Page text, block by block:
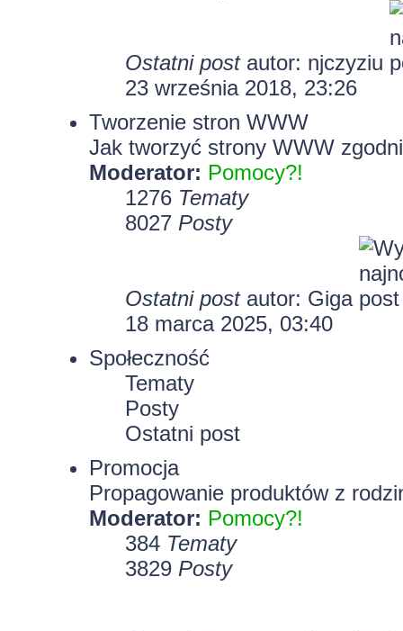
Ostatni postautor: njczyziu
23 września 2018, 23:26
Tworzenie stron WWW
Jak tworzyć strony WWW
Moderator: Pomocy?!
1276 Tematy
8027 Posty
Ostatni postautor: Giga
18 marca 2025, 03:40
Społeczność
Tematy
Posty
Ostatni post
Promocja
Propagowanie produktów z
Moderator: Pomocy?!
384 Tematy
3829 Posty